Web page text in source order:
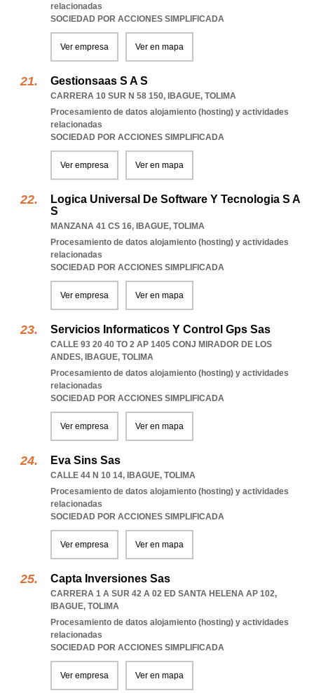
relacionadas
SOCIEDAD POR ACCIONES SIMPLIFICADA
Ver empresa Ver en mapa
Gestionsaas S A S
CARRERA 10 SUR N 58 150, IBAGUE, TOLIMA
Procesamiento de datos alojamiento (hosting) y actividades
relacionadas
SOCIEDAD POR ACCIONES SIMPLIFICADA
Ver empresa Ver en mapa
Logica Universal De Software Y Tecnologia S A
S
MANZANA 41 CS 16, IBAGUE, TOLIMA
Procesamiento de datos alojamiento (hosting) y actividades
relacionadas
SOCIEDAD POR ACCIONES SIMPLIFICADA
Ver empresa Ver en mapa
Servicios Informaticos Y Control Gps Sas
CALLE 93 20 40 TO 2 AP 1405 CONJ MIRADOR DE LOS
ANDES, IBAGUE, TOLIMA
Procesamiento de datos alojamiento (hosting) y actividades
relacionadas
SOCIEDAD POR ACCIONES SIMPLIFICADA
Ver empresa Ver en mapa
Eva Sins Sas
CALLE 44 N 10 14, IBAGUE, TOLIMA
Procesamiento de datos alojamiento (hosting) y actividades
relacionadas
SOCIEDAD POR ACCIONES SIMPLIFICADA
Ver empresa Ver en mapa
Capta Inversiones Sas
CARRERA 1 A SUR 42 A 02 ED SANTA HELENA AP 102,
IBAGUE, TOLIMA
Procesamiento de datos alojamiento (hosting) y actividades
relacionadas
SOCIEDAD POR ACCIONES SIMPLIFICADA
Ver empresa Ver en mapa